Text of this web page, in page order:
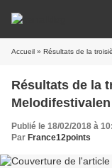
Accueil » Résultats de la
Résultats de la
Melodifestivalen
Publié le 18/02/2018 à
Par France12points